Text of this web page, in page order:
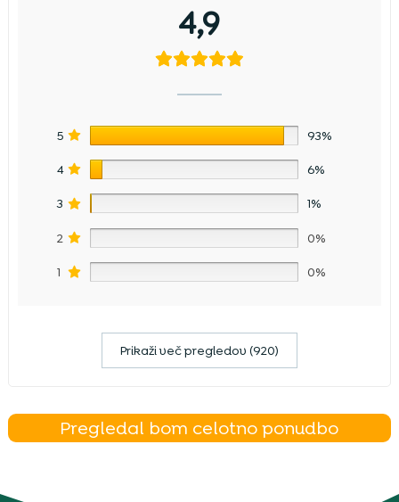
4,9
5 93%
4 6%
3 1%
2 0%
1 0%
Prikaži več pregledov (920)
Pregledal bom celotno ponudbo